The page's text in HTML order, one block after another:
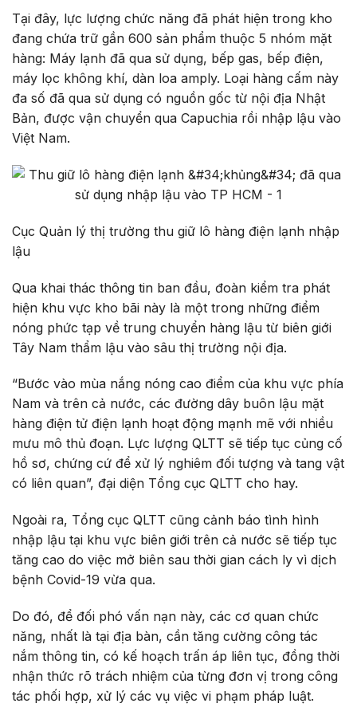
Tại đây, lực lượng chức năng đã phát hiện trong kho
đang chứa trữ gần 600 sản phẩm thuộc 5 nhóm mặt
hàng: Máy lạnh đã qua sử dụng, bếp gas, bếp điện,
máy lọc không khí, dàn loa amply. Loại hàng cấm này
đa số đã qua sử dụng có nguồn gốc từ nội địa Nhật
Bản, được vận chuyển qua Capuchia rồi nhập lậu vào
Việt Nam.
Cục Quản lý thị trường thu giữ lô hàng điện lạnh nhập
lậu
Qua khai thác thông tin ban đầu, đoàn kiểm tra phát
hiện khu vực kho bãi này là một trong những điểm
nóng phức tạp về trung chuyển hàng lậu từ biên giới
Tây Nam thẩm lậu vào sâu thị trường nội địa.
“Bước vào mùa nắng nóng cao điểm của khu vực phía
Nam và trên cả nước, các đường dây buôn lậu mặt
hàng điện tử điện lạnh hoạt động mạnh mẽ với nhiều
mưu mô thủ đoạn. Lực lượng QLTT sẽ tiếp tục củng cố
hồ sơ, chứng cứ để xử lý nghiêm đối tượng và tang vật
có liên quan”, đại diện Tổng cục QLTT cho hay.
Ngoài ra, Tổng cục QLTT cũng cảnh báo tình hình
nhập lậu tại khu vực biên giới trên cả nước sẽ tiếp tục
tăng cao do việc mở biên sau thời gian cách ly vì dịch
bệnh Covid-19 vừa qua.
Do đó, để đối phó vấn nạn này, các cơ quan chức
năng, nhất là tại địa bàn, cần tăng cường công tác
nắm thông tin, có kế hoạch trấn áp liên tục, đồng thời
nhận thức rõ trách nhiệm của từng đơn vị trong công
tác phối hợp, xử lý các vụ việc vi phạm pháp luật.